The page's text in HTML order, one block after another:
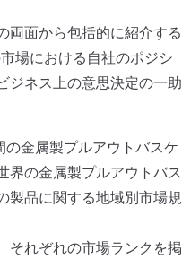
両面から包括的に紹介する
場における自社のポジシ
ジネス上の意思決定の一助
金属製プルアウトバスケ
界の金属製プルアウトバス
製品に関する地域別市場規
それぞれの市場ランクを掲